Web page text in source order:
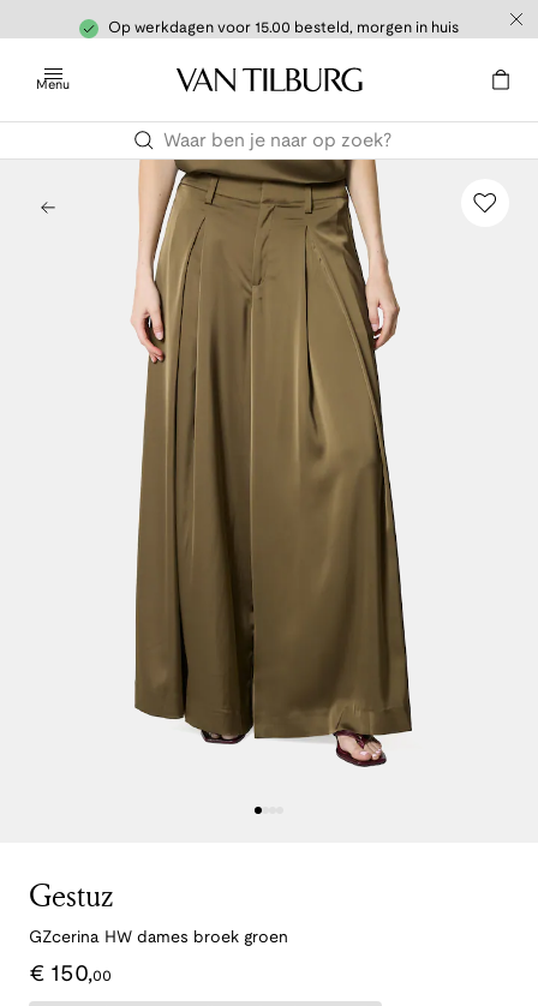
Op werkdagen voor 15.00 besteld, morgen in huis
Menu
Gestuz
GZcerina HW dames broek groen
€ 150,00